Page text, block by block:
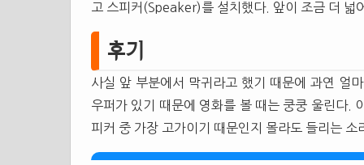
고 스피커(Speaker)를 설치했다. 앞이 조금 더 넓
후기
사실 앞 부분에서 막귀라고 했기 때문에 과연 얼
우퍼가 있기 때문에 영화를 볼 때는 쿵쿵 울린다.
피커 중 가장 고가이기 때문인지 몰라도 들리는